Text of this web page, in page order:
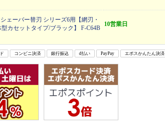
ェーバー替刃 シリーズ6用【網刃・
型カセットタイプ/ブラック】 F-C64B
10営業日
コンビニ決済 銀行振込 d払い PayPay エポスかんたん決済